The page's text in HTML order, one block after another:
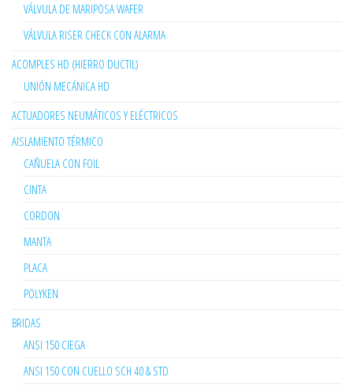
VÁLVULA DE MARIPOSA WAFER
VÁLVULA RISER CHECK CON ALARMA
ACOMPLES HD (HIERRO DUCTIL)
UNIÓN MECÁNICA HD
ACTUADORES NEUMÁTICOS Y ELÉCTRICOS
AISLAMIENTO TÉRMICO
CAÑUELA CON FOIL
CINTA
CORDON
MANTA
PLACA
POLYKEN
BRIDAS
ANSI 150 CIEGA
ANSI 150 CON CUELLO SCH 40 & STD